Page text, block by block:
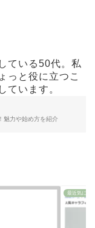
ている50代。私
っと役に立つこ
ています。
魅力や始め方を紹介
最近気にな